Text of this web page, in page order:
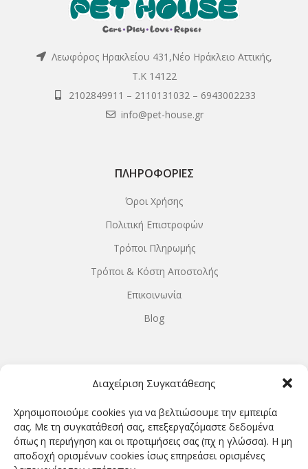
Διαχείριση Συγκατάθεσης
Χρησιμοποιούμε cookies για να βελτιώσουμε την εμπειρία
σας. Με τη συγκατάθεσή σας, επεξεργαζόμαστε δεδομένα
όπως η περιήγηση και οι προτιμήσεις σας (πχ η γλώσσα). Η μη
αποδοχή ορισμένων cookies ίσως επηρεάσει ορισμένες
Λεωφόρος Ηρακλείου 431,Νέο Ηράκλειο Αττικής,
Τ.Κ 14122
2102849911 – 2110131032– 6943002233
info@pet-house.gr
ΠΛΗΡΟΦΟΡΊΕΣ
Όροι Χρήσης
Πολιτική Επιστροφών
Τρόποι Πληρωμής
Τρόποι & Κόστη Αποστολής
Επικοινωνία
Blog
ΤΡΙΤΗ-ΠΕΜΠΤΗ-ΠΑΡΑΣΚΕΥΗ 9.00-20.00
ΣΑΒΒΑΤΟ 9.00-15.00